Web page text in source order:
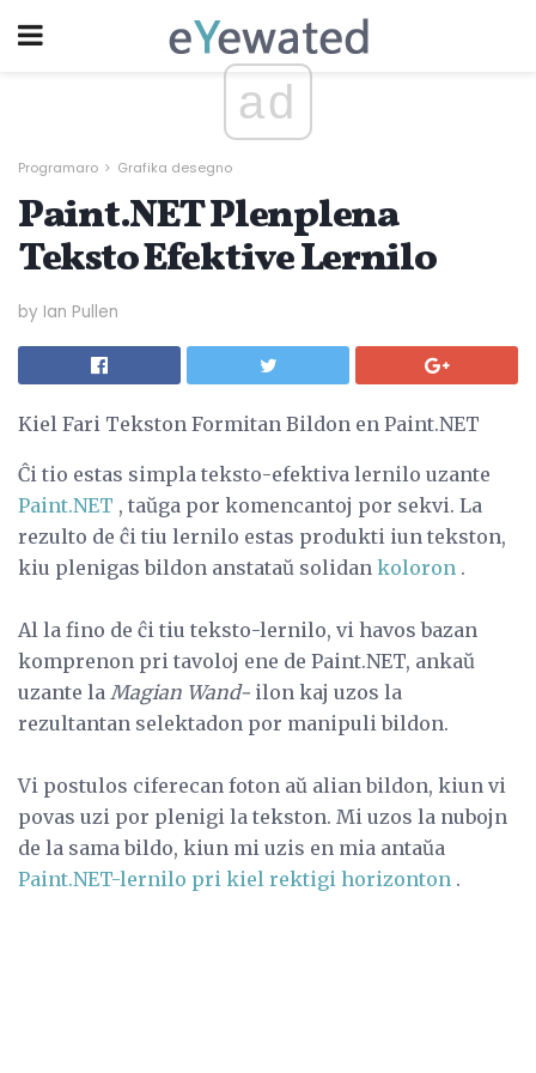
ad
Programaro Grafika desegno
Paint.NET Plenplena
Teksto Efektive Lernilo
by Ian Pullen
Kiel Fari Tekston Formitan Bildon en Paint.NET
Ĉi tio estas simpla teksto-efektiva lernilo uzante
Paint.NET , taŭga por komencantoj por sekvi. La
rezulto de ĉi tiu lernilo estas produkti iun tekston,
kiu plenigas bildon anstataŭ solidan koloron .
Al la fino de ĉi tiu teksto-lernilo, vi havos bazan
komprenon pri tavoloj ene de Paint.NET, ankaŭ
uzante la Magian Wand- ilon kaj uzos la
rezultantan selektadon por manipuli bildon.
Vi postulos ciferecan foton aŭ alian bildon, kiun vi
povas uzi por plenigi la tekston. Mi uzos la nubojn
de la sama bildo, kiun mi uzis en mia antaŭa
Paint.NET-lernilo pri kiel rektigi horizonton .